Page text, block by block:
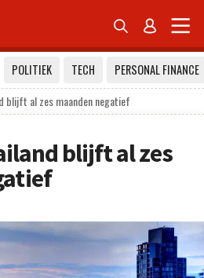
 
POLITIEK TECH
PERSONAL FINANCE
blijft al zes maanden negatief
blijft al zes